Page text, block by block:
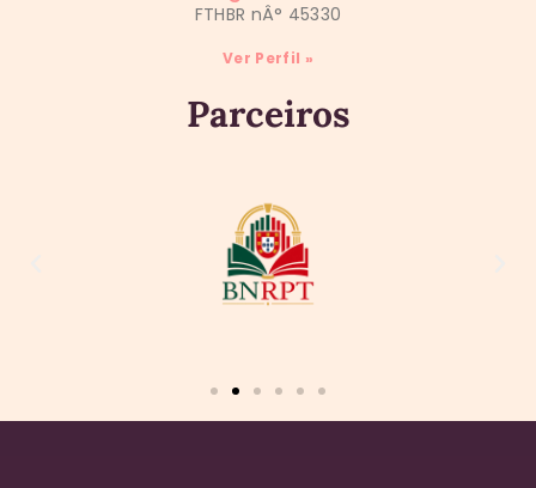
FTHBR nÂ° 45330
Ver Perfil »
Parceiros